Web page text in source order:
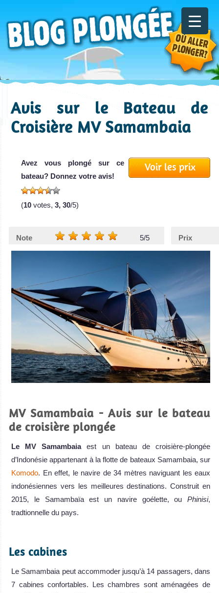
Avis sur le Bateau de
Croisière MV Samambaia
Voir les prix
Avez vous plongé sur ce
bateau? Donnez votre avis!
(10 votes, 3, 30/5)
Note 5/5 Prix
MV Samambaia - Avis sur le bateau
de croisière plongée
Le MV Samambaiaest un bateau de croisière-plongée
d’Indonésie appartenant à la flotte de bateaux Samambaia, sur
Komodo. En effet, le navire de 34 mètres naviguant les eaux
indonésiennes vers les meilleures destinations. Construit en
2015, le Samambaïa est un navire goélette, ou Phinisi,
tradtionnelle du pays.
Les cabines
Le Samambaia peut accommoder jusqu’à 14 passagers, dans
7 cabines confortables. Les chambres sont aménagées de